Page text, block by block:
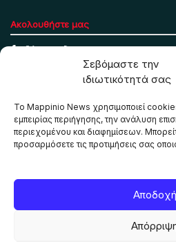
Σεβόμαστε την
ιδιωτικότητά σας
Το Mappinio News χρησιμοποιεί
εμπειρίας περιήγησης, την ανάλυση
περιεχομένου και διαφημίσεων.
προσαρμόσετε τις προτιμήσεις σας
Αποδοχή
Ακολουθήστε μας
Το Mappinio.net
λειτουργία της ιστοσελίδας, την
και την προβολή